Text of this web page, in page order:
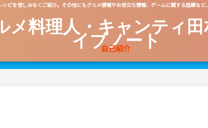
ピを惜しみなくご紹介。その他にもグルメ情報やお役立ち情報、ゲームに関する話題など
メ料理人・キャンティ田
イブノート
自己紹介